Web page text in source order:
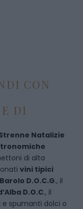
CON
DI
Natalizie
di alta
vini tipici
D.O.C.G., il
D.O.C., il
e spumanti dolci o